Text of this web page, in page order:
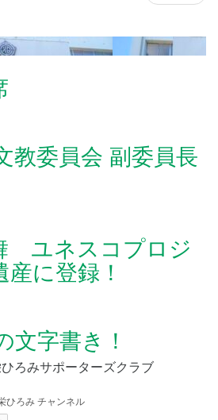
教委員会 副委員長
ユネスコプロジ
に登録！
文字書き！
ろみサポーターズクラブ